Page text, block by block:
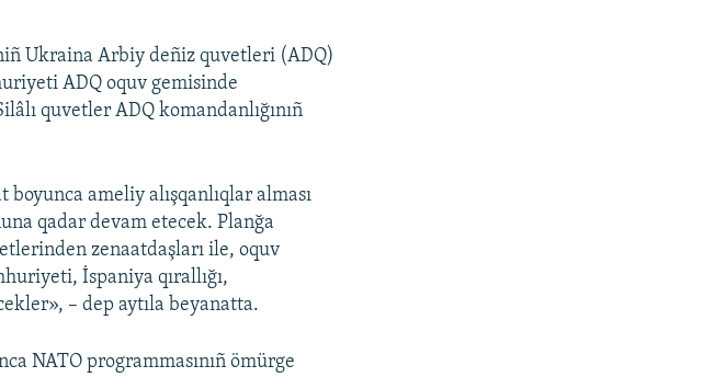
Ukraina Arbiy deñiz quvetleri (ADQ)
ADQ oquv gemisinde
quvetler ADQ komandanlığınıñ
ameliy alışqanlıqlar alması
qadar devam etecek. Planğa
zenaatdaşları ile, oquv
İspaniya qırallığı,
– dep aytıla beyanatta.
NATO programmasınıñ ömürge